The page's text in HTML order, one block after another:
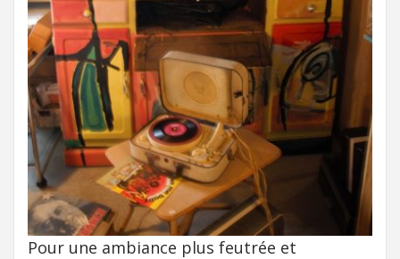
Pour une ambiance plus feutrée et